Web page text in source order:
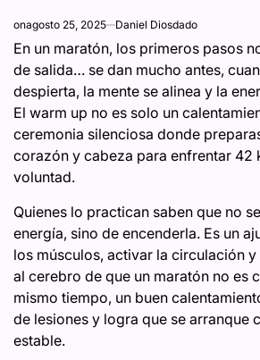
onagosto 25, 2025 Daniel Diosdado
En un maratón, los primeros pasos
de salida… se dan mucho antes,
despierta, la mente se alinea y la
El warm up no es solo un
ceremonia silenciosa donde
corazón y cabeza para enfrentar 42
voluntad.
Quienes lo practican saben que no
energía, sino de encenderla. Es un
los músculos, activar la circulación y
al cerebro de que un maratón no es
mismo tiempo, un buen
de lesiones y logra que se arranque
estable.